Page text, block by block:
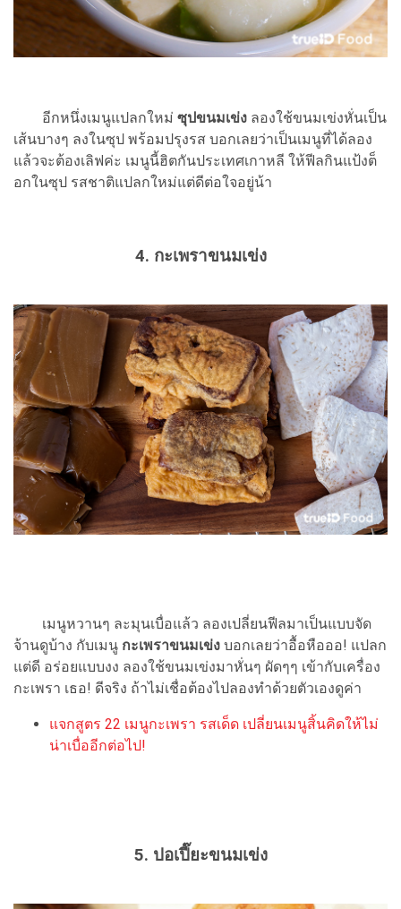
อีกหนึ่งเมนูแปลกใหม่ ซุปขนมเข่ง ลองใช้ขนมเข่งหั่นเป็น
เส้นบางๆ ลงในซุป พร้อมปรุงรส บอกเลยว่าเป็นเมนูที่ได้ลอง
แล้วจะต้องเลิฟค่ะ เมนูนี้ฮิตกันประเทศเกาหลี ให้ฟีลกินแป้งต็
อกในซุป รสชาติแปลกใหม่แต่ดีต่อใจอยู่น้า
4. กะเพราขนมเข่ง
เมนูหวานๆ ละมุนเบื่อแล้ว ลองเปลี่ยนฟีลมาเป็นแบบจัด
จ้านดูบ้าง กับเมนู กะเพราขนมเข่ง บอกเลยว่าอื้อหือออ! แปลก
แต่ดี อร่อยแบบงง ลองใช้ขนมเข่งมาหั่นๆ ผัดๆๆ เข้ากับเครื่อง
กะเพรา เธอ! ดีจริง ถ้าไม่เชื่อต้องไปลองทำด้วยตัวเองดูค่า
แจกสูตร 22 เมนูกะเพรา รสเด็ด เปลี่ยนเมนูสิ้นคิดให้ไม่
น่าเบื่ออีกต่อไป!
5. ปอเปี๊ยะขนมเข่ง